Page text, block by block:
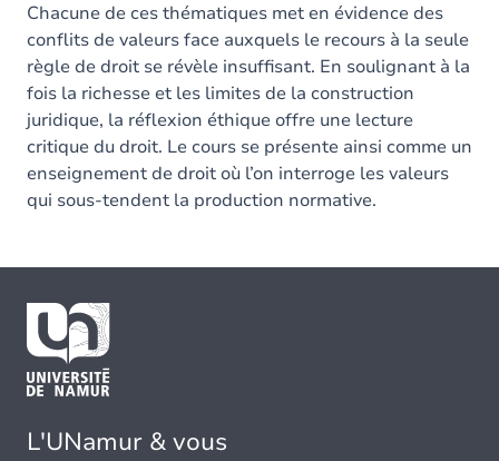
Chacune de ces thématiques met en évidence des
conflits de valeurs face auxquels le recours à la seule
règle de droit se révèle insuffisant. En soulignant à la
fois la richesse et les limites de la construction
juridique, la réflexion éthique offre une lecture
critique du droit. Le cours se présente ainsi comme un
enseignement de droit où l’on interroge les valeurs
qui sous-tendent la production normative.
L'UNamur & vous